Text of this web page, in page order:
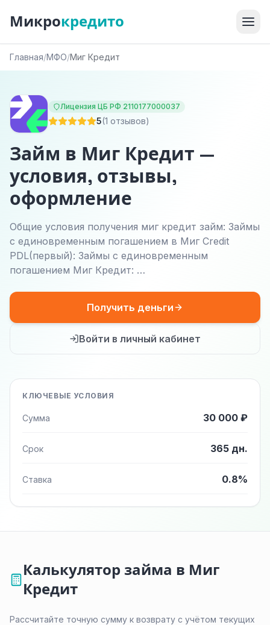
Микрокредито
Главная/МФО/Миг Кредит
Лицензия ЦБ РФ 2110177000037
5(1 отзывов)
Займ в Миг Кредит —
условия, отзывы,
оформление
Общие условия получения миг кредит займ: Займы
с единовременным погашением в Миг Credit
PDL(первый): Займы с единовременным
погашением Миг Кредит: …
Получить деньги
Войти в личный кабинет
КЛЮЧЕВЫЕ УСЛОВИЯ
Сумма 30 000 ₽
Срок 365 дн.
Ставка 0.8%
Калькулятор займа в Миг
Кредит
Рассчитайте точную сумму к возврату с учётом текущих